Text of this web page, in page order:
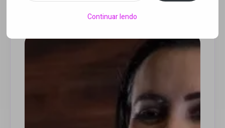
Por Andrezza Barros• 30 ago 2021
Continuar lendo